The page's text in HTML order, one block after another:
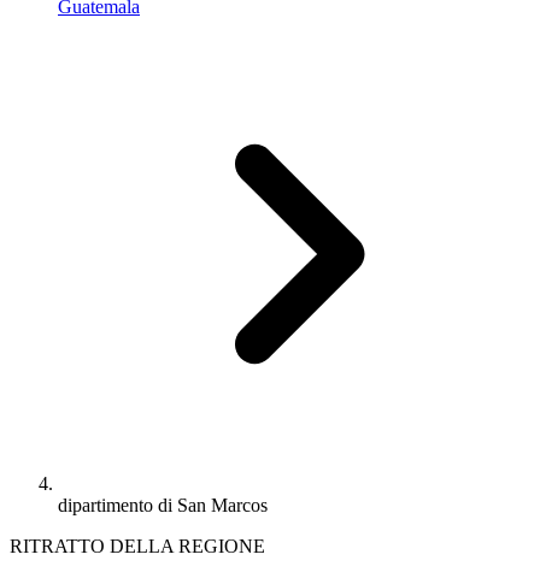
Guatemala
dipartimento di San Marcos
RITRATTO DELLA REGIONE